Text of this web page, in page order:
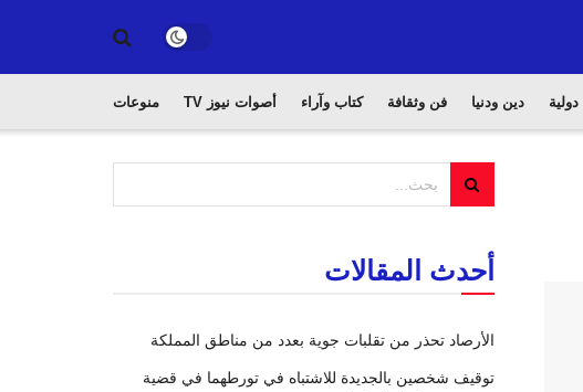
دولية دين ودنيا فن وثقافة كتاب وآراء أصوات نيوز TV منوعات
أحدث المقالات
الأرصاد تحذر من تقلبات جوية بعدد من مناطق المملكة
توقيف شخصين بالجديدة للاشتباه في تورطهما في قضية